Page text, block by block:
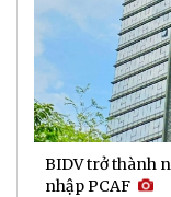
BIDV trở thành
nhập PCAF